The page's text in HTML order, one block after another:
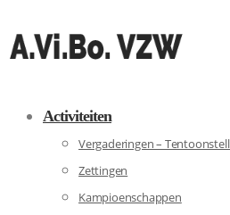
Activiteiten
Vergaderingen –
Zettingen
Kampioenschappen